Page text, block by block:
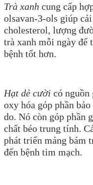
Trà xanh cung cấp
olsavan-3-ols giúp
cholesterol, lượng
trà xanh mỗi ngày để
bệnh tốt hơn.
Hạt dẻ cười có nguồn
oxy hóa góp phần
do. Nó còn góp phần
chất béo trung tính.
phát triển mảng bám
đến bệnh tim mạch.